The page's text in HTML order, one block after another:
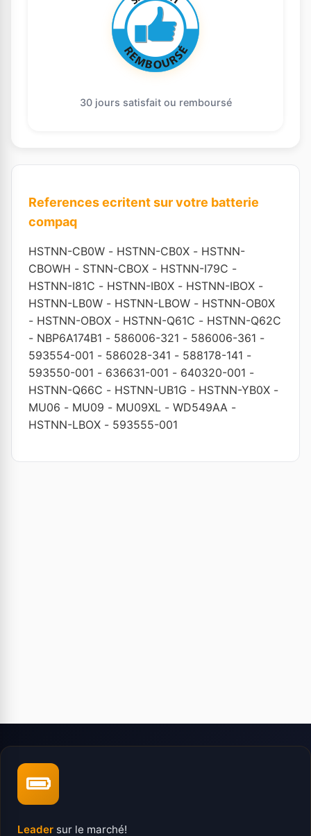
30 jours satisfait ou remboursé
References ecritent sur votre batterie
compaq
HSTNN-CB0W - HSTNN-CB0X - HSTNN-
CBOWH - STNN-CBOX - HSTNN-I79C -
HSTNN-I81C - HSTNN-IB0X - HSTNN-IBOX -
HSTNN-LB0W - HSTNN-LBOW - HSTNN-OB0X
- HSTNN-OBOX - HSTNN-Q61C - HSTNN-Q62C
- NBP6A174B1 - 586006-321 - 586006-361 -
593554-001 - 586028-341 - 588178-141 -
593550-001 - 636631-001 - 640320-001 -
HSTNN-Q66C - HSTNN-UB1G - HSTNN-YB0X -
MU06 - MU09 - MU09XL - WD549AA -
HSTNN-LBOX - 593555-001
Leader sur le marché!